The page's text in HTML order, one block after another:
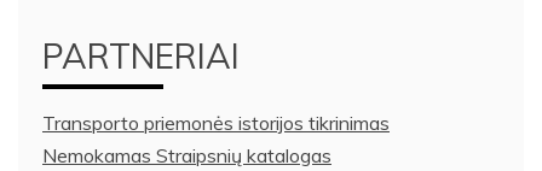
PARTNERIAI
Transporto priemonės istorijos tikrinimas
Nemokamas Straipsnių katalogas